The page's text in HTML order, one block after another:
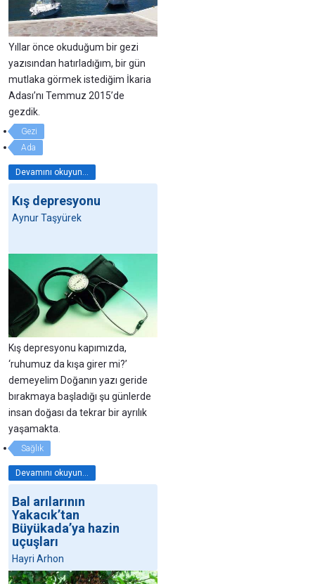
Yıllar önce okuduğum bir gezi
yazısından hatırladığım, bir gün
mutlaka görmek istediğim İkaria
Adası’nı Temmuz 2015’de
gezdik.
Gezi
Ada
Devamını okuyun...
Kış depresyonu
Aynur Taşyürek
Kış depresyonu kapımızda,
‘ruhumuz da kışa girer mi?’
demeyelim Doğanın yazı geride
bırakmaya başladığı şu günlerde
insan doğası da tekrar bir ayrılık
yaşamakta.
Sağlık
Devamını okuyun...
Bal arılarının
Yakacık’tan
Büyükada’ya hazin
uçuşları
Hayri Arhon